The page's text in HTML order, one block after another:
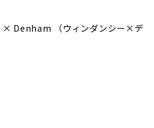
× Denham （ウィンダンシー×デ